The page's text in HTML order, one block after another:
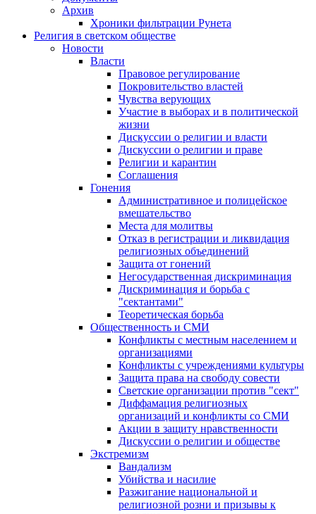
Архив
Хроники фильтрации Рунета
Религия в светском обществе
Новости
Власти
Правовое регулирование
Покровительство властей
Чувства верующих
Участие в выборах и в политической
жизни
Дискуссии о религии и власти
Дискуссии о религии и праве
Религии и карантин
Соглашения
Гонения
Административное и полицейское
вмешательство
Места для молитвы
Отказ в регистрации и ликвидация
религиозных объединений
Защита от гонений
Негосударственная дискриминация
Дискриминация и борьба с
"сектантами"
Теоретическая борьба
Общественность и СМИ
Конфликты с местным населением и
организациями
Конфликты с учреждениями культуры
Защита права на свободу совести
Светские организации против "сект"
Диффамация религиозных
организаций и конфликты со СМИ
Акции в защиту нравственности
Дискуссии о религии и обществе
Экстремизм
Вандализм
Убийства и насилие
Разжигание национальной и
религиозной розни и призывы к